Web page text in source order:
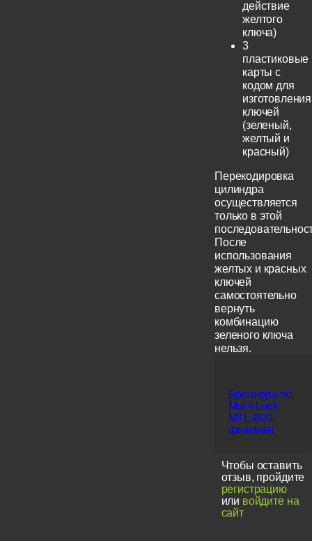
действие
желтого
ключа)
3
пластиковые
карты с
кодом для
изготовления
ключей
(зеленый,
желтый и
красный)
Перекодировка
цилиндра
осуществляется
только в этой
После
использования
желтых и красных
ключей
самостоятельно
вернуть
комбинацию
зеленого ключа
нельзя.
Брошюра по
Mul-t-Lock
MTL-800,
флагман
Чтобы оставить
отзыв, пройдите
регистрацию
или войдите на
сайт